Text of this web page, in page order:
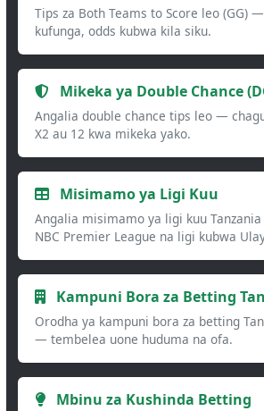
Tips za Both Teams to Score leo (GG)
kufunga, odds kubwa kila siku.
Mikeka ya Double Chance
Angalia double chance tips leo —
X2 au 12 kwa mikeka yako.
Misimamo ya Ligi Kuu
Angalia misimamo ya ligi kuu
NBC Premier League na ligi kubwa
Kampuni Bora za Betting
Orodha ya kampuni bora za betting
— tembelea uone huduma na ofa.
Mbinu za Kushinda Betting